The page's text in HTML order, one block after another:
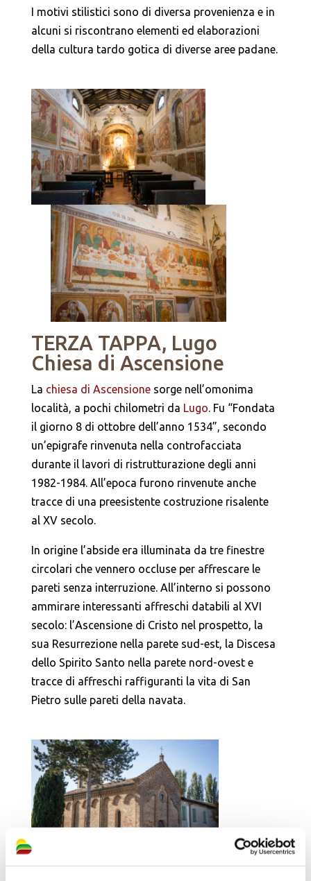
I motivi stilistici sono di diversa provenienza e in
alcuni si riscontrano elementi ed elaborazioni
della cultura tardo gotica di diverse aree padane.
TERZA TAPPA, Lugo
Chiesa di Ascensione
La chiesa di Ascensionesorge nell’omonima
località, a pochi chilometri da Lugo. Fu “Fondata
il giorno 8 di ottobre dell’anno 1534”, secondo
un’epigrafe rinvenuta nella controfacciata
durante il lavori di ristrutturazione degli anni
1982-1984. All’epoca furono rinvenute anche
tracce di una preesistente costruzione risalente
al XV secolo.
In origine l’abside era illuminata da tre finestre
circolari che vennero occluse per affrescare le
pareti senza interruzione. All’interno si possono
ammirare interessanti affreschi databili al XVI
secolo: l’Ascensione di Cristo nel prospetto, la
sua Resurrezione nella parete sud-est, la Discesa
dello Spirito Santo nella parete nord-ovest e
tracce di affreschi raffiguranti la vita di San
Pietro sulle pareti della navata.